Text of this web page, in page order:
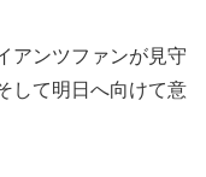
アンツファンが見守
して明日へ向けて意